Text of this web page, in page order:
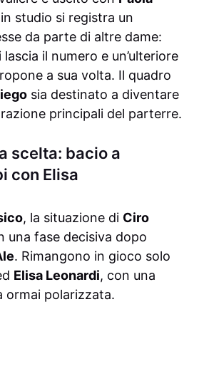
studio si registra un
da parte di altre dame:
lascia il numero e un’ulteriore
a sua volta. Il quadro
sia destinato a diventare
principali del parterre.
scelta: bacio a
con Elisa
, la situazione di Ciro
una fase decisiva dopo
. Rimangono in gioco solo
Elisa Leonardi, con una
ormai polarizzata.